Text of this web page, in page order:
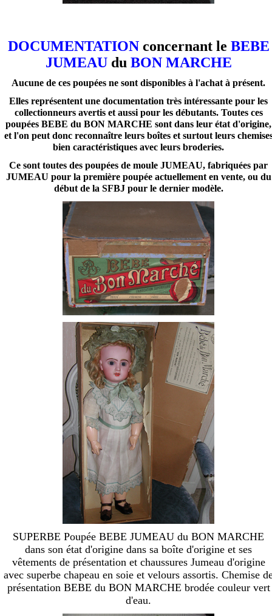
DOCUMENTATIONconcernant le BEBE
JUMEAUdu BON MARCHE
Aucune de ces poupées ne sont disponibles à l'achat à présent.
Elles représentent une documentation très intéressante pour les
collectionneurs avertis et aussi pour les débutants. Toutes ces
poupées BEBE du BON MARCHE sont dans leur état d'origine,
et l'on peut donc reconnaître leurs boîtes et surtout leurs
bien caractéristiques avec leurs broderies.
Ce sont toutes des poupées de moule JUMEAU, fabriquées par
JUMEAU pour la première poupée actuellement en vente, ou du
début de la SFBJ pour le dernier modèle.
SUPERBE Poupée BEBE JUMEAU du BON MARCHE
dans son état d'origine dans sa boîte d'origine et ses
vêtements de présentation et chaussures Jumeau d'origine
avec superbe chapeau en soie et velours assortis. Chemise
présentation BEBE du BON MARCHE brodée couleur vert
d'eau.